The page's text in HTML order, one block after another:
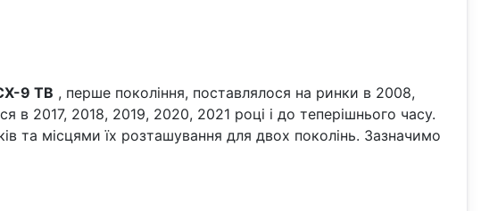
9 TB , перше покоління, поставлялося на ринки в 2008,
в 2017, 2018, 2019, 2020, 2021 році і до теперішнього часу.
та місцями їх розташування для двох поколінь. Зазначимо